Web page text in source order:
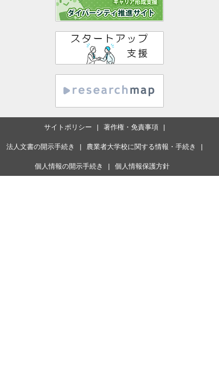
サイトポリシー 著作権・免責事項
法人文書の開示手続き 農業者大学校に関する情報・手続き
個人情報の開示手続き 個人情報保護方針